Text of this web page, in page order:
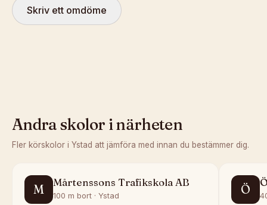
Skriv ett omdöme
Andra skolor i närheten
Fler körskolor i Ystad att jämföra med innan du bestämmer dig.
M Mårtenssons Trafikskola AB
100 m bort · Ystad Ö